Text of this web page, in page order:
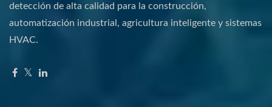
detección de alta calidad para la construcción,
automatización industrial, agricultura inteligente y sistemas
HVAC.